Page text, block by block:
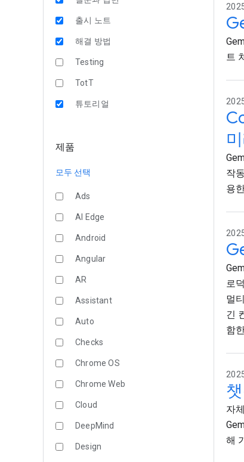
출시 노트
해결 방법
Testing
TotT
튜토리얼
제품
모두 선택
Ads
AI Edge
Android
Angular
AR
Assistant
Auto
Checks
Chrome OS
Chrome Web
Cloud
DeepMind
Design
트
작
용
로
멀
긴
함
자
해